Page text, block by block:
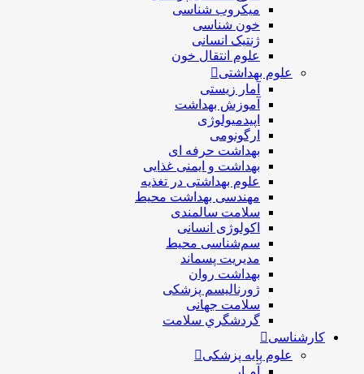
ميكروب شناسی
خون شناسی
ژنتیک انسانی
علوم انتقال خون
علوم بهداشتی
آمار زیستی
آموزش بهداشت
اپیدمیولوژی
ارگونومی
بهداشت حرفه ای
بهداشت و ایمنی غذایی
علوم بهداشتی در تغذیه
مهندسی بهداشت محيط
سلامت سالمندی
اکولوژی انسانی
سم‌شناسی محیط
مدیریت پسماند
بهداشت روان
ژورنالیسم پزشکی
سلامت جهانی
گردشگري سلامت
کارشناسی
علوم پایه پزشکی
آمـار